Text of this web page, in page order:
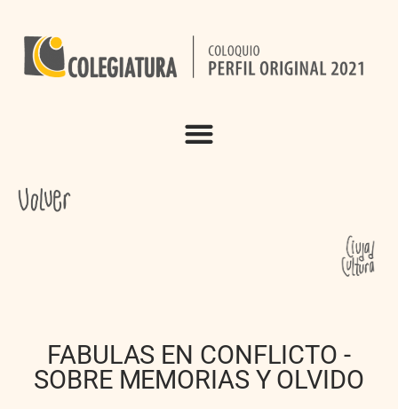
FABULAS EN CONFLICTO -
SOBRE MEMORIAS Y OLVIDO